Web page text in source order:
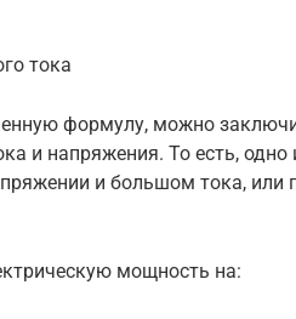
тока
формулу, можно
и напряжения. То есть,
и большом тока,
мощность на: